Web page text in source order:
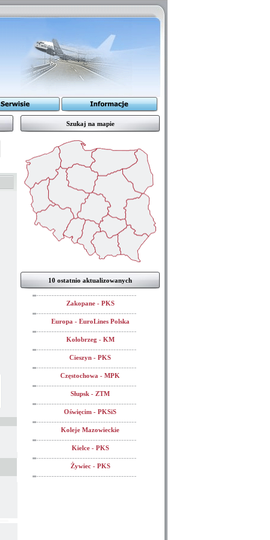
Szukaj na mapie
10 ostatnio aktualizowanych
Zakopane - PKS
Europa - EuroLines Polska
Kołobrzeg - KM
Cieszyn - PKS
Częstochowa - MPK
Słupsk - ZTM
Oświęcim - PKSiS
Koleje Mazowieckie
Kielce - PKS
Żywiec - PKS